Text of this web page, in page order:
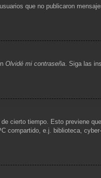
que no publicaron
Olvidé mi contraseña. Siga las
cierto tiempo. Esto previene
compartido, e.j. biblioteca,